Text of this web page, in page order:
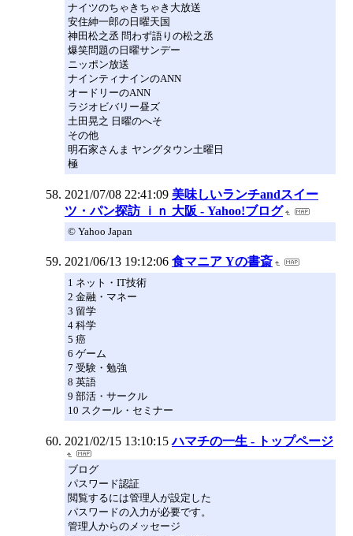
ナイツのちゃきちゃき大放送
安住紳一郎の日曜天国
神田松之丞 問わず語りの松之丞
爆笑問題の日曜サンデー
ニッポン放送
ナインティナインのANN
オードリーのANN
ラジオビバリー昼ズ
土田晃之 日曜のへそ
その他
明石家さんま ヤングタウン土曜日
極
2021/07/08 22:41:09 美味しいランチandスイー
ツ・パン探訪 ｉｎ 大阪 - Yahoo!ブログ
© Yahoo Japan
2021/06/13 19:12:06 食マニア Yの書斎
1 ネット・IT技術
2 金融・マネー
3 留学
4 科学
5 癌
6 ゲーム
7 受験・勉強
8 英語
9 部活・サークル
10 スクール・セミナー
2021/02/15 13:10:15 ハマチの一生 - トップページ
ブログ
パスワード認証
閲覧するには管理人が設定した
パスワードの入力が必要です。
管理人からのメッセージ